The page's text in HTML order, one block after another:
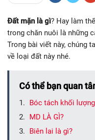
Đất mặn là gì? Hay làm
trong chăn nuôi là những
Trong bài viết này, chúng
về loại đất này nhé.
Có thể bạn quan
Bóc tách khối
MD LÀ GÌ?
Biên lai là gì?